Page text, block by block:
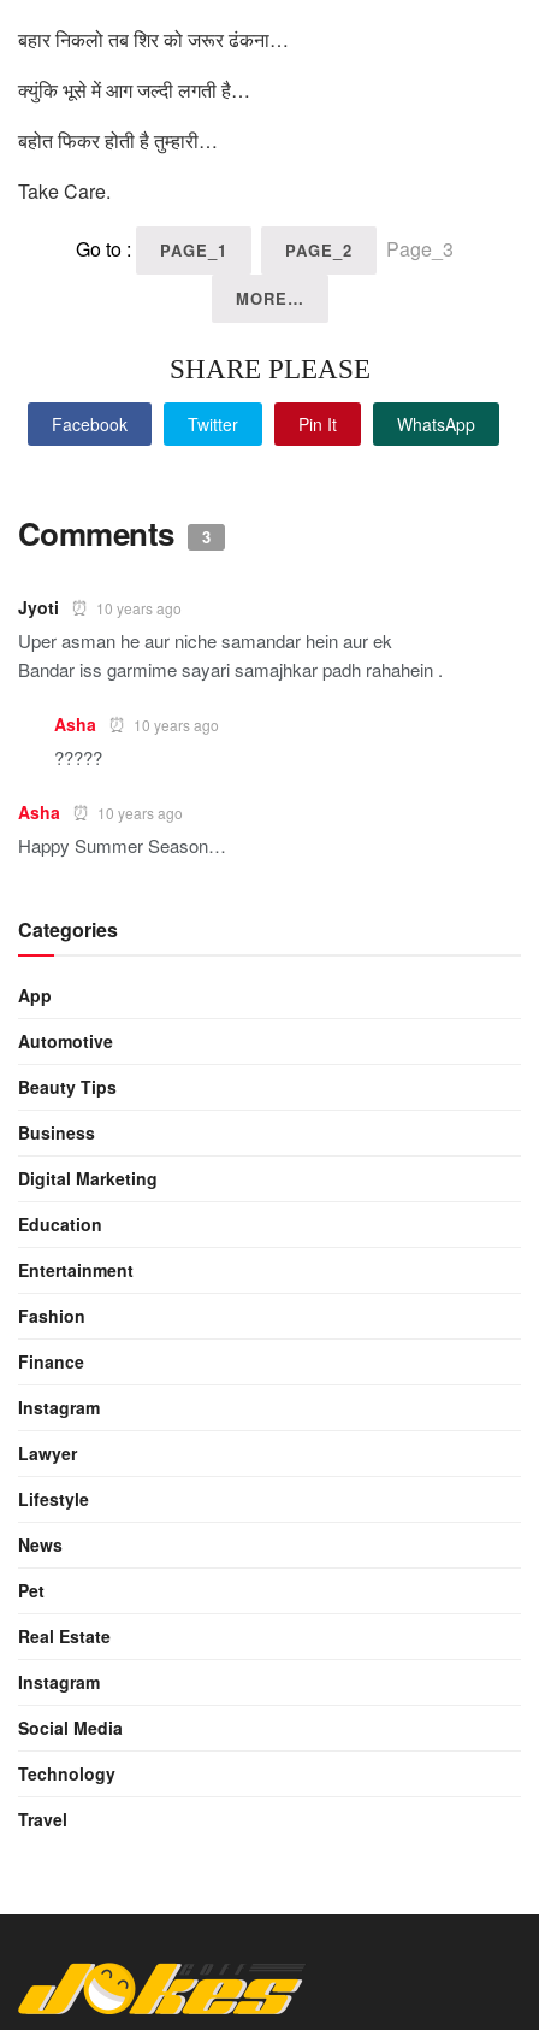
बहार निकलो तब शिर को जरूर ढंकना…
क्युंकि भूसे में आग जल्दी लगती है…
बहोत फिकर होती है तुम्हारी…
Take Care.
Go to : PAGE_1 PAGE_2 Page_3
MORE…
SHARE PLEASE
Facebook Twitter Pin It WhatsApp
Comments 3
Jyoti 10 years ago
Uper asman he aur niche samandar hein aur ek
Bandar iss garmime sayari samajhkar padh rahahein .
Asha 10 years ago
?????
Asha 10 years ago
Happy Summer Season…
Categories
App
Automotive
Beauty Tips
Business
Digital Marketing
Education
Entertainment
Fashion
Finance
Instagram
Lawyer
Lifestyle
News
Pet
Real Estate
Instagram
Social Media
Technology
Travel